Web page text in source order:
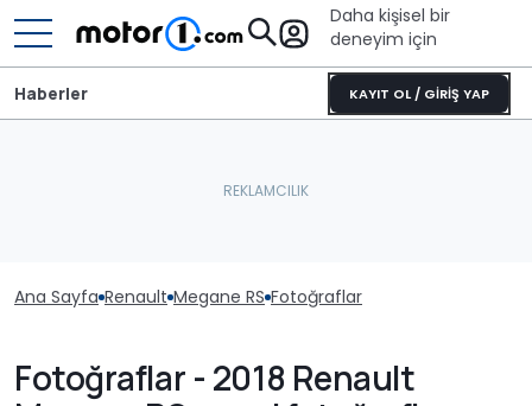
Daha kişisel bir
deneyim için
KAYIT OL / GİRİŞ YAP
Haberler
Ana Sayfa Renault Megane RS Fotoğraflar
Fotoğraflar - 2018 Renault